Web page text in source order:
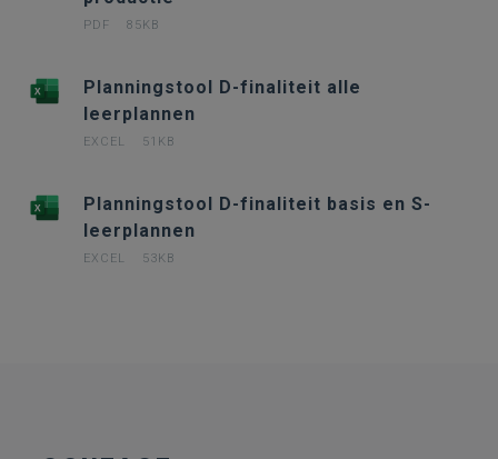
PDF 85KB
Planningstool D-finaliteit alle
leerplannen
EXCEL 51KB
Planningstool D-finaliteit basis en S-
leerplannen
EXCEL 53KB